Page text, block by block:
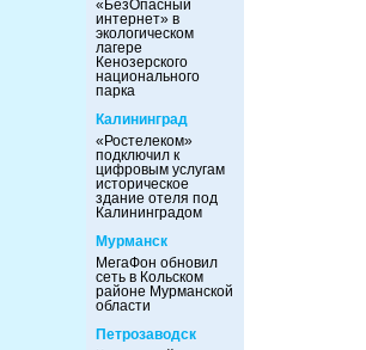
«БезОпасный
интернет» в
экологическом
лагере
Кенозерского
национального
парка
Калининград
«Ростелеком»
подключил к
цифровым услугам
историческое
здание отеля под
Калининградом
Мурманск
МегаФон обновил
сеть в Кольском
районе Мурманской
области
Петрозаводск